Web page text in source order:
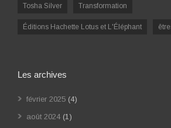
Tosha Silver Transformation
Éditions Hachette Lotus et L'Éléphant
Les archives
février 2025 (4)
août 2024 (1)